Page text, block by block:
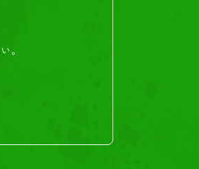
。